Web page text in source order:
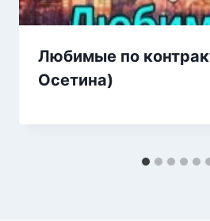
Любимые по
Осетина)